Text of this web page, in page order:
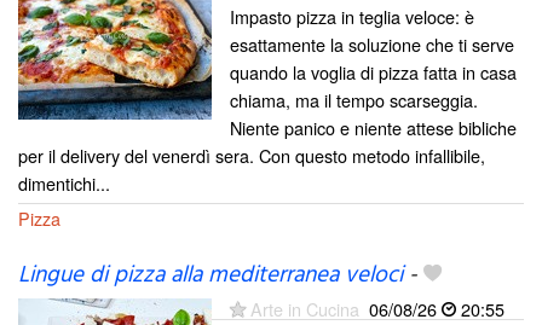
Impasto pizza in teglia veloce: è
esattamente la soluzione che ti serve
quando la voglia di pizza fatta in casa
chiama, ma il tempo scarseggia.
Niente panico e niente attese bibliche
per il delivery del venerdì sera. Con questo metodo infallibile,
dimentichi...
Pizza
Lingue di pizza alla mediterranea veloci-
Arte in Cucina 06/08/26
20:55